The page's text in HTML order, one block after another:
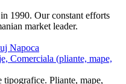
1990. Our constant efforts
market leader.
Napoca
Comerciala (pliante, mape,
tipografice. Pliante, mape,